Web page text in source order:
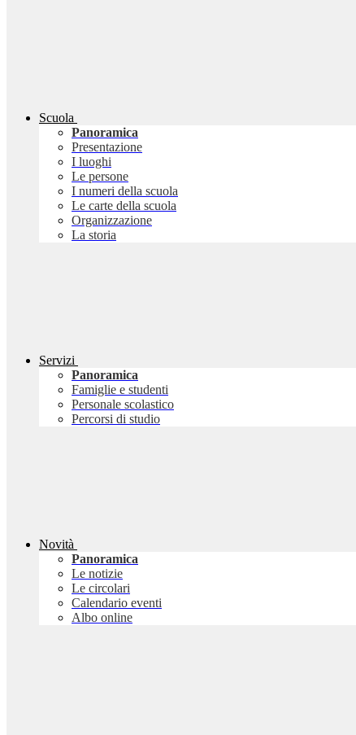
Scuola
Panoramica
Presentazione
I luoghi
Le persone
I numeri della scuola
Le carte della scuola
Organizzazione
La storia
Servizi
Panoramica
Famiglie e studenti
Personale scolastico
Percorsi di studio
Novità
Panoramica
Le notizie
Le circolari
Calendario eventi
Albo online